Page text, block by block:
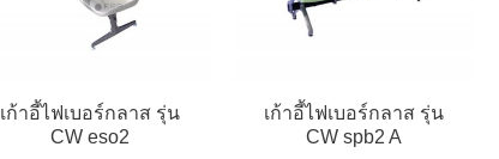
เก้าอี้ไฟเบอร์กลาส รุ่น
CW eso2
เก้าอี้ไฟเบอร์กลาส รุ่น
CW spb2 A